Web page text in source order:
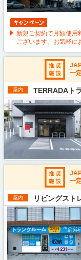
新規ご契約で月額使用
ございます。お気軽に
一
屋内 TERRADAト
一
屋内 リビングスト